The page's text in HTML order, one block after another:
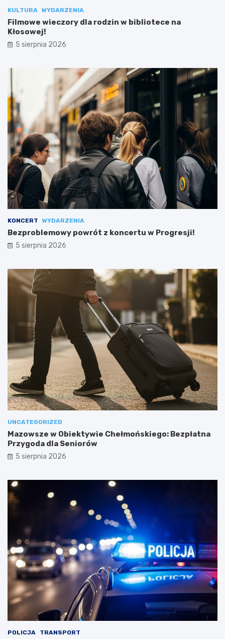
KULTURA WYDARZENIA
Filmowe wieczory dla rodzin w bibliotece na
Kłosowej!
5 sierpnia 2026
KONCERT WYDARZENIA
Bezproblemowy powrót z koncertu w Progresji!
5 sierpnia 2026
UNCATEGORIZED
Mazowsze w Obiektywie Chełmońskiego: Bezpłatna
Przygoda dla Seniorów
5 sierpnia 2026
POLICJA TRANSPORT